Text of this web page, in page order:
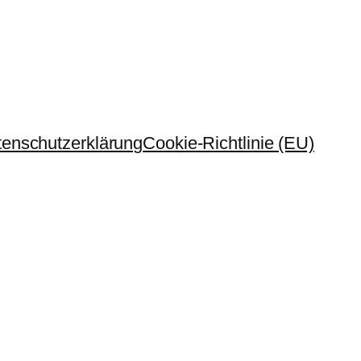
Cookie-Richtlinie (EU)